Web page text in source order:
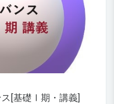
ス[基礎Ⅰ期・講義]